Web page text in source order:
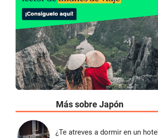
Más sobre Japón
¿Te atreves a dormir en un hotel